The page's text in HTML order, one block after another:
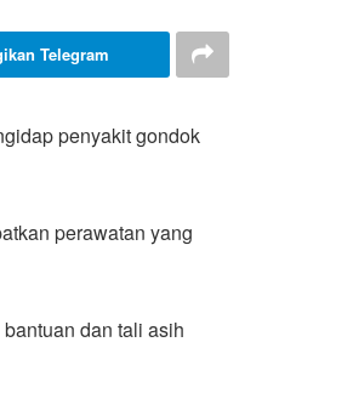
Telegram
penyakit gondok
perawatan yang
dan tali asih